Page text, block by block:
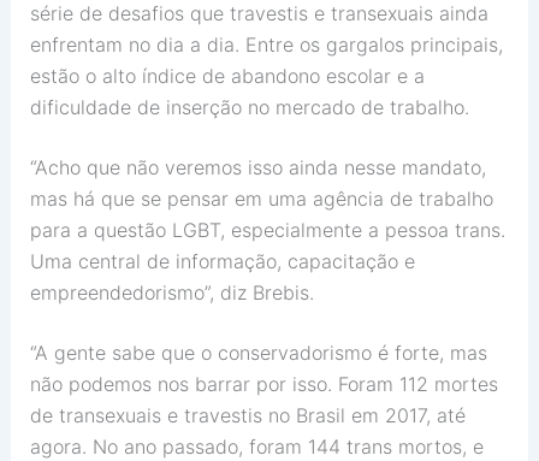
série de desafios que travestis e transexuais ainda
enfrentam no dia a dia. Entre os gargalos principais,
estão o alto índice de abandono escolar e a
dificuldade de inserção no mercado de trabalho.
“Acho que não veremos isso ainda nesse mandato,
mas há que se pensar em uma agência de trabalho
para a questão LGBT, especialmente a pessoa trans.
Uma central de informação, capacitação e
empreendedorismo”, diz Brebis.
“A gente sabe que o conservadorismo é forte, mas
não podemos nos barrar por isso. Foram 112 mortes
de transexuais e travestis no Brasil em 2017, até
agora. No ano passado, foram 144 trans mortos, e